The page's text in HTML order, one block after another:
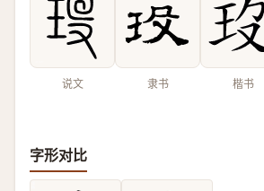
说文 隶书 楷书
字形对比